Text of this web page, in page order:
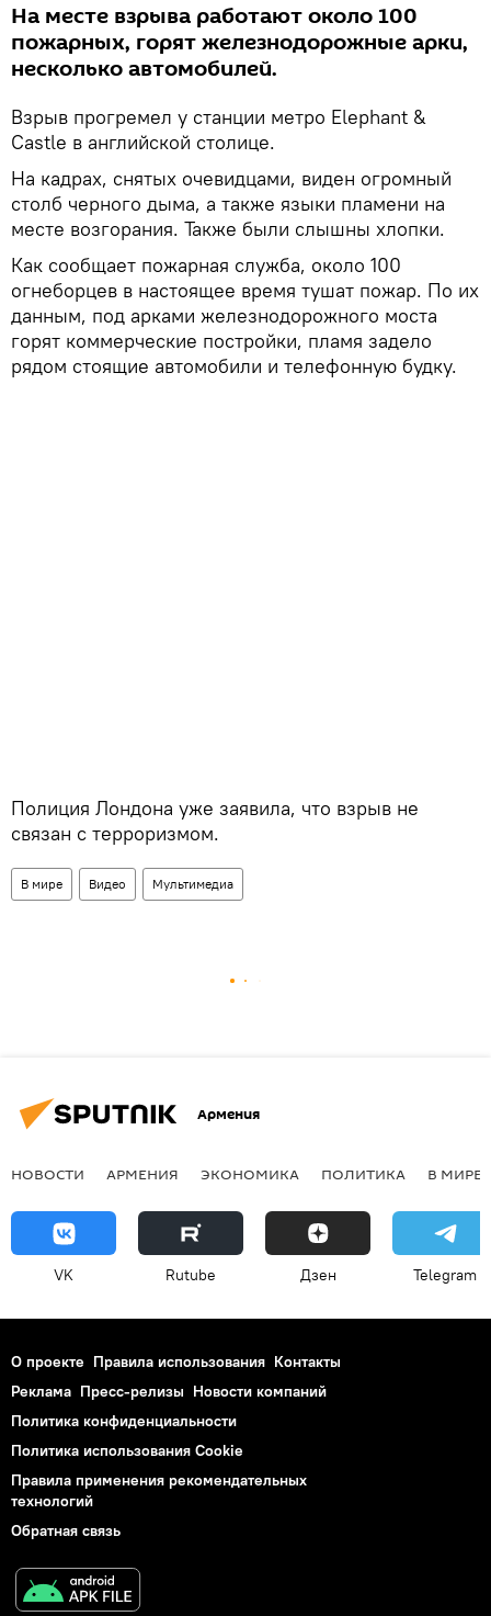
На месте взрыва работают около 100
пожарных, горят железнодорожные арки,
несколько автомобилей.
Взрыв прогремел у станции метро Elephant &
Castle в английской столице.
На кадрах, снятых очевидцами, виден огромный
столб черного дыма, а также языки пламени на
месте возгорания. Также были слышны хлопки.
​Как сообщает пожарная служба, около 100
огнеборцев в настоящее время тушат пожар. По их
данным, под арками железнодорожного моста
горят коммерческие постройки, пламя задело
рядом стоящие автомобили и телефонную будку.
​Полиция Лондона уже заявила, что взрыв не
связан с терроризмом.
В мире Видео Мультимедиа
Армения
НОВОСТИ АРМЕНИЯ ЭКОНОМИКА ПОЛИТИКА В МИРЕ
VK Rutube Дзен Telegram
О проекте Правила использования Контакты
Реклама Пресс-релизы Новости компаний
Политика конфиденциальности
Политика использования Cookie
Правила применения рекомендательных
технологий
Обратная связь